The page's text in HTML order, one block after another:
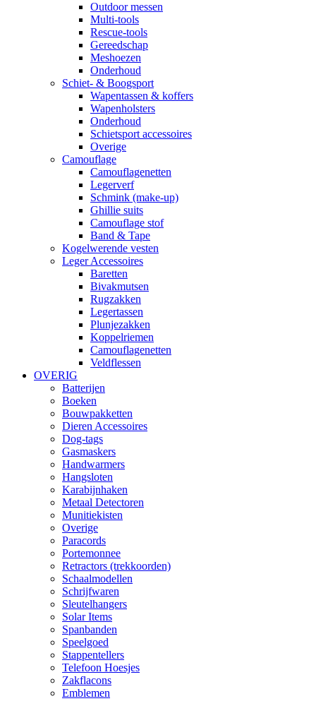
Outdoor messen
Multi-tools
Rescue-tools
Gereedschap
Meshoezen
Onderhoud
Schiet- & Boogsport
Wapentassen & koffers
Wapenholsters
Onderhoud
Schietsport accessoires
Overige
Camouflage
Camouflagenetten
Legerverf
Schmink (make-up)
Ghillie suits
Camouflage stof
Band & Tape
Kogelwerende vesten
Leger Accessoires
Baretten
Bivakmutsen
Rugzakken
Legertassen
Plunjezakken
Koppelriemen
Camouflagenetten
Veldflessen
OVERIG
Batterijen
Boeken
Bouwpakketten
Dieren Accessoires
Dog-tags
Gasmaskers
Handwarmers
Hangsloten
Karabijnhaken
Metaal Detectoren
Munitiekisten
Overige
Paracords
Portemonnee
Retractors (trekkoorden)
Schaalmodellen
Schrijfwaren
Sleutelhangers
Solar Items
Spanbanden
Speelgoed
Stappentellers
Telefoon Hoesjes
Zakflacons
Emblemen